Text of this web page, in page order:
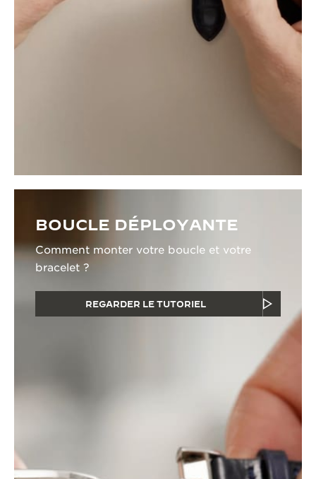
BOUCLE DÉPLOYANTE
Comment monter votre boucle et votre
bracelet ?
REGARDER LE TUTORIEL